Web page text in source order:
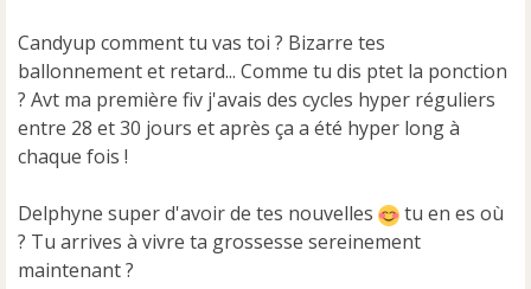
Candyup comment tu vas toi ? Bizarre tes
ballonnement et retard... Comme tu dis ptet la ponction
? Avt ma première fiv j'avais des cycles hyper réguliers
entre 28 et 30 jours et après ça a été hyper long à
chaque fois !
Delphyne super d'avoir de tes nouvelles
tu en es où
? Tu arrives à vivre ta grossesse sereinement
maintenant ?